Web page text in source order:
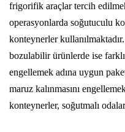
frigorifik araçlar tercih
operasyonlarda soğutuculu
konteynerler
bozulabilir ürünlerde ise
engellemek adına uygun
maruz kalınmasını
konteynerler, soğutmalı